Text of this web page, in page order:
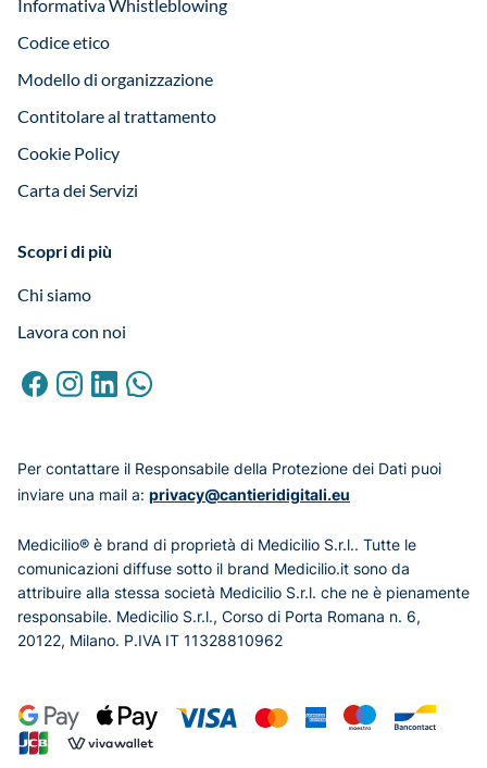
Informativa Whistleblowing
Codice etico
Modello di organizzazione
Contitolare al trattamento
Cookie Policy
Carta dei Servizi
Scopri di più
Chi siamo
Lavora con noi
Per contattare il Responsabile della Protezione dei Dati puoi
inviare una mail a: privacy@cantieridigitali.eu
Medicilio® è brand di proprietà di Medicilio S.r.l.. Tutte le
comunicazioni diffuse sotto il brand Medicilio.it sono da
attribuire alla stessa società Medicilio S.r.l. che ne è pienamente
responsabile. Medicilio S.r.l., Corso di Porta Romana n. 6,
20122, Milano. P.IVA IT 11328810962